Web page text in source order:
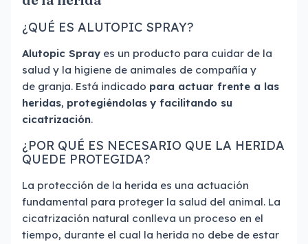
¿QUÉ ES ALUTOPIC SPRAY?
Alutopic Spray es un producto para cuidar de la
salud y la higiene de animales de compañía y
de granja. Está indicado para actuar frente a las
heridas, protegiéndolas y facilitando su
cicatrización.
¿POR QUÉ ES NECESARIO QUE LA HERIDA
QUEDE PROTEGIDA?
La protección de la herida es una actuación
fundamental para proteger la salud del animal. La
cicatrización natural conlleva un proceso en el
tiempo, durante el cual la herida no debe de estar